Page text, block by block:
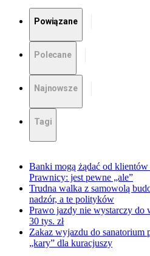
Powiązane
Polecane
Najnowsze
Tagi
Banki mogą żądać od
Prawnicy: jest pewne „ale”
Trudna walka z samowolą
nadzór, a te polityków
Prawo jazdy nie wystarczy do
30 tys. zł
Zakaz wyjazdu do sanatorium
„kary” dla kuracjuszy